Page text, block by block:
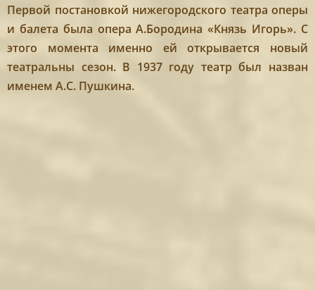
Первой постановкой нижегородского театра оперы
и балета была опера А.Бородина «Князь Игорь». С
этого момента именно ей открывается новый
театральны сезон. В 1937 году театр был назван
именем А.С. Пушкина.